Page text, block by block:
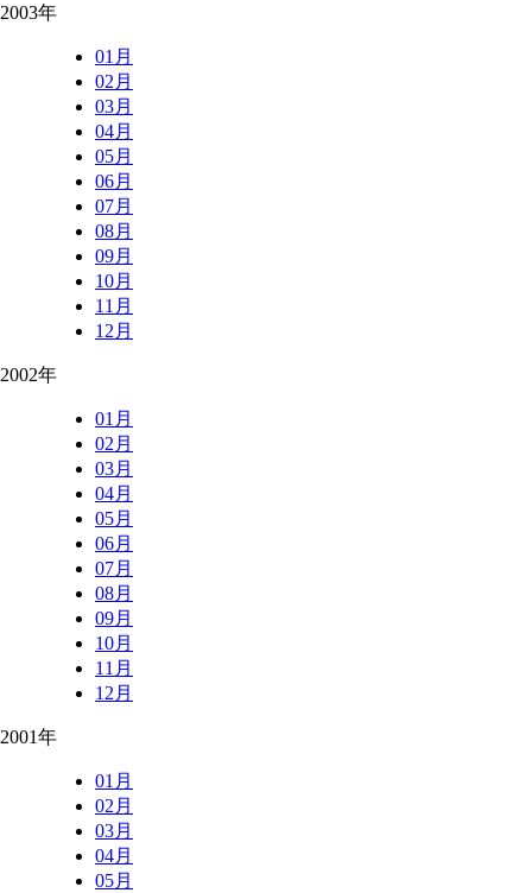
2003年
01月
02月
03月
04月
05月
06月
07月
08月
09月
10月
11月
12月
2002年
01月
02月
03月
04月
05月
06月
07月
08月
09月
10月
11月
12月
2001年
01月
02月
03月
04月
05月